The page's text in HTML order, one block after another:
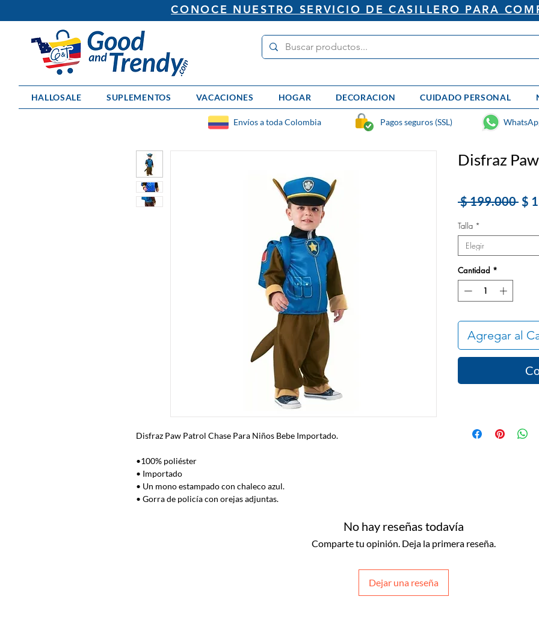
CONOCE NUESTRO SERVICIO DE CASILLERO PARA
HALLOSALE SUPLEMENTOS VACACIONES HOGAR DECORACION CUIDADO PERSONAL
Pagos seguros (SSL)
Envíos a toda Colombia
Disfraz Paw Patrol Chase Para Niños Bebe Importado.
•100% poliéster
• Importado
• Un mono estampado con chaleco azul.
• Gorra de policía con orejas adjuntas.
Disfraz
$ 199.000 $
Talla *
Elegir
Cantidad *
Agregar al
No hay reseñas todavía
Comparte tu opinión. Deja la primera reseña.
Dejar una reseña